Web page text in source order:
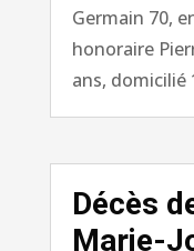
Germain 70,
honoraire
ans, domicilié
Décès
Marie-